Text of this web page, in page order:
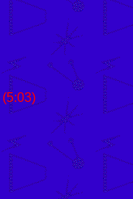
(5:03)